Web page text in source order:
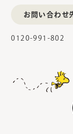
お問い合わせ
0120-991-802